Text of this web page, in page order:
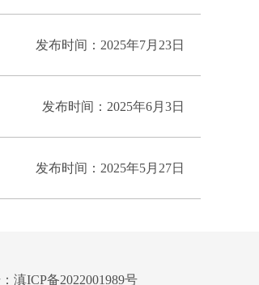
发布时间：2025年7月23日
发布时间：2025年6月3日
发布时间：2025年5月27日
滇ICP备2022001989号